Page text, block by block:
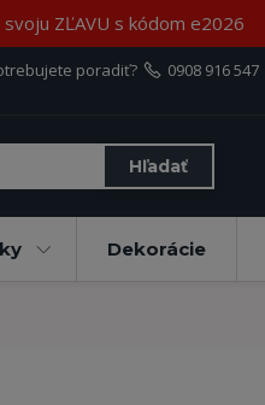
ZĽAVU s kódom e2026
Hľadať
poradiť? 0908 916 547
Dekorácie